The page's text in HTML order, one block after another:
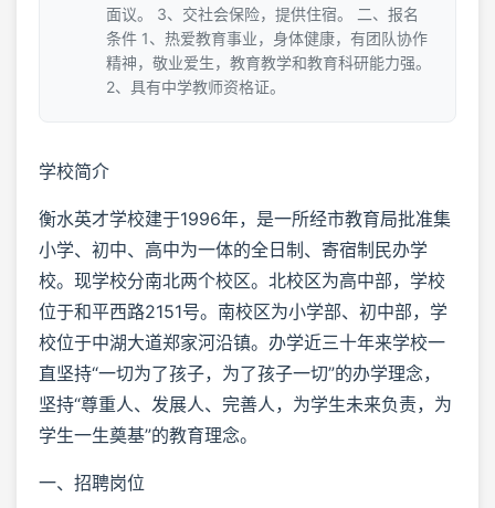
面议。 3、交社会保险，提供住宿。 二、报名
条件 1、热爱教育事业，身体健康，有团队协作
精神，敬业爱生，教育教学和教育科研能力强。
2、具有中学教师资格证。
学校简介
衡水英才学校建于1996年，是一所经市教育局批准集
小学、初中、高中为一体的全日制、寄宿制民办学
校。现学校分南北两个校区。北校区为高中部，学校
位于和平西路2151号。南校区为小学部、初中部，学
校位于中湖大道郑家河沿镇。办学近三十年来学校一
直坚持“一切为了孩子，为了孩子一切”的办学理念，
坚持“尊重人、发展人、完善人，为学生未来负责，为
学生一生奠基”的教育理念。
一、招聘岗位